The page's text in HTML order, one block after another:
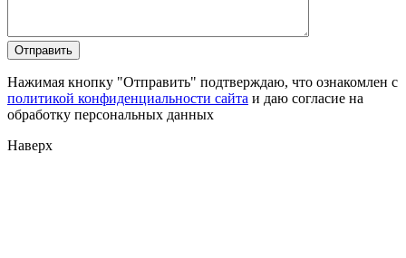
Нажимая кнопку "Отправить" подтверждаю, что ознакомлен с
политикой конфиденциальности сайта и даю согласие на
обработку персональных данных
Наверх